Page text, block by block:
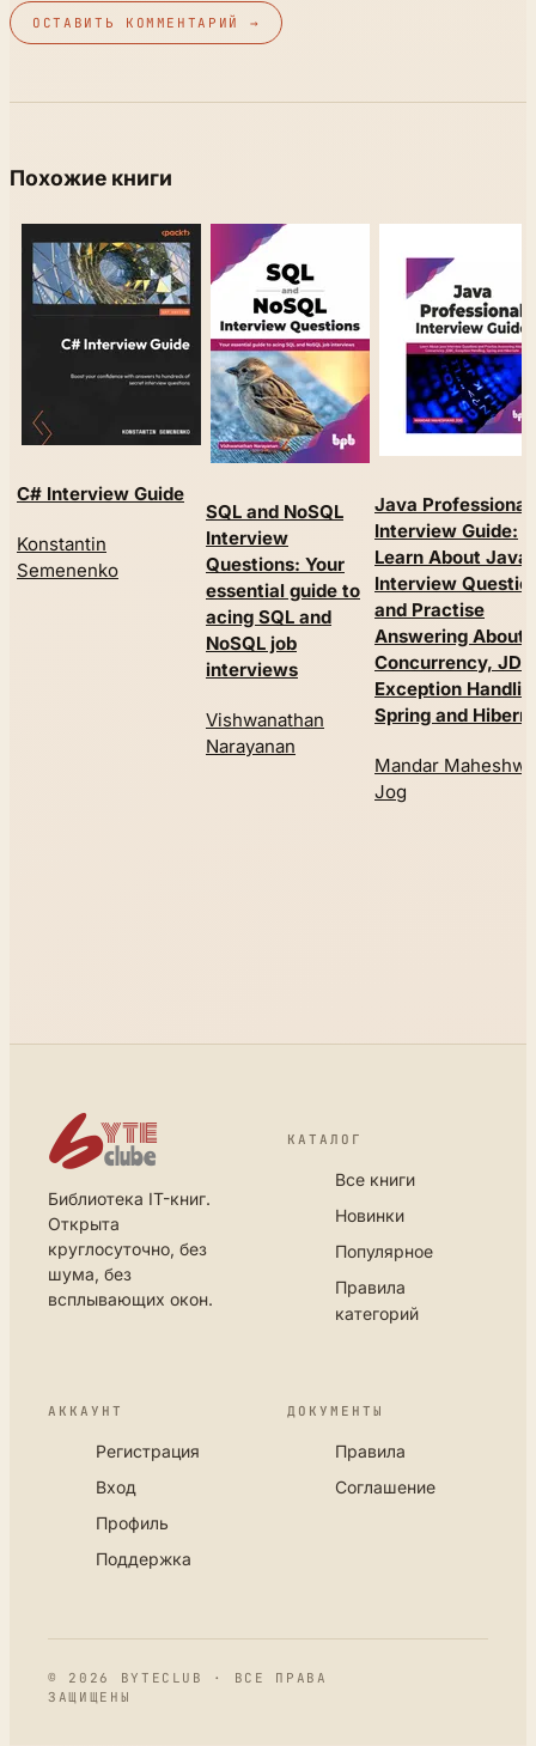
ОСТАВИТЬ КОММЕНТАРИЙ →
Похожие книги
C# Interview Guide
Konstantin
Semenenko
SQL and NoSQL
Interview
Questions: Your
essential guide to
acing SQL and
NoSQL job
interviews
Vishwanathan
Narayanan
Java Professional
Interview Guide:
Learn About Java
Interview
and Practise
Answering About
Concurrency,
Exception
Spring and
Mandar
Jog
Библиотека IT-книг.
Открыта
круглосуточно, без
шума, без
всплывающих окон.
КАТАЛОГ
Все книги
Новинки
Популярное
Правила
категорий
АККАУНТ
Регистрация
Вход
Профиль
Поддержка
ДОКУМЕНТЫ
Правила
Соглашение
© 2026 BYTECLUB · ВСЕ ПРАВА
ЗАЩИЩЕНЫ